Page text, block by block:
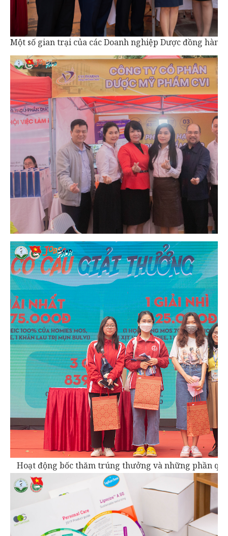
Một số gian trại của các Doanh nghiệp Dược đồng hành
Hoạt động bốc thăm trúng thưởng và những phần